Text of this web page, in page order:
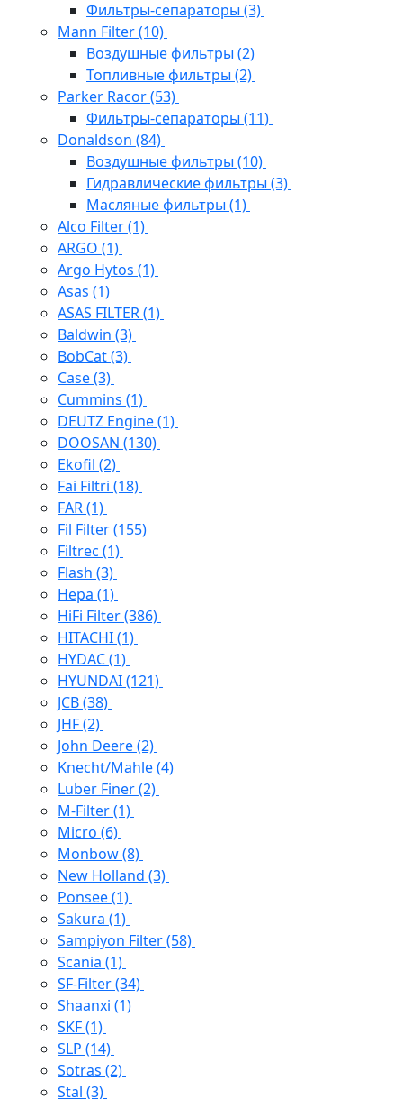
Фильтры-сепараторы (3)
Mann Filter(10)
Воздушные фильтры (2)
Топливные фильтры (2)
Parker Racor(53)
Фильтры-сепараторы (11)
Donaldson (84)
Воздушные фильтры (10)
Гидравлические фильтры (3)
Масляные фильтры (1)
Alco Filter(1)
ARGO (1)
Argo Hytos (1)
Asas (1)
ASAS FILTER(1)
Baldwin (3)
BobCat(3)
Case(3)
Cummins (1)
DEUTZ Engine(1)
DOOSAN (130)
Ekofil (2)
Fai Filtri (18)
FAR(1)
Fil Filter(155)
Filtrec (1)
Flash (3)
Hepa (1)
HiFi Filter(386)
HITACHI(1)
HYDAC(1)
HYUNDAI(121)
JCB(38)
JHF(2)
John Deere(2)
Knecht/Mahle(4)
Luber Finer(2)
M-Filter(1)
Micro (6)
Monbow(8)
New Holland (3)
Ponsee(1)
Sakura (1)
Sampiyon Filter(58)
Scania (1)
SF-Filter(34)
Shaanxi (1)
SKF(1)
SLP (14)
Sotras (2)
Stal (3)